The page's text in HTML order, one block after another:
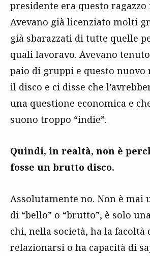
presidente era questo ragazzo
Avevano già licenziato molti
già sbarazzati di tutte quelle
quali lavoravo. Avevano
paio di gruppi e questo nuovo
il disco e ci disse che
una questione economica e
suono troppo “indie”.
Quindi, in realtà, non è
fosse un brutto disco.
Assolutamente no. Non è mai
di “bello” o “brutto”, è solo
chi, nella società, ha la facoltà
relazionarsi o ha capacità di